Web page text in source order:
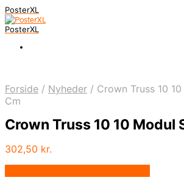
PosterXL
PosterXL
Forside / Nyheder / Crown Truss 10
Cm
Crown Truss 10 10 Modul
302,50 kr.